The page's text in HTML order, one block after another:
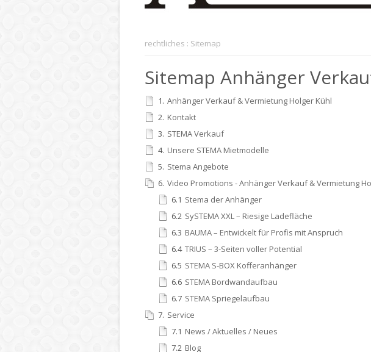
rechtliches : Sitemap
Sitemap Anhänger
1. Anhänger Verkauf & Vermietung Holger Kühl
2. Kontakt
3. STEMA Verkauf
4. Unsere STEMA Mietmodelle
5. Stema Angebote
6. Video Promotions - Anhänger Verkauf & Vermietung
6.1 Stema der Anhänger
6.2 SySTEMA XXL – Riesige Ladefläche
6.3 BAUMA – Entwickelt für Profis mit Anspruch
6.4 TRIUS – 3-Seiten voller Potential
6.5 STEMA S-BOX Kofferanhänger
6.6 STEMA Bordwandaufbau
6.7 STEMA Spriegelaufbau
7. Service
7.1 News / Aktuelles / Neues
7.2 Blog